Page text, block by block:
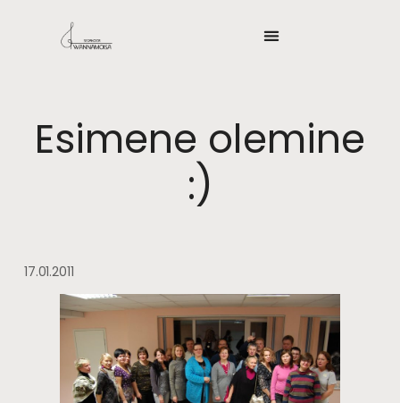
Esimene olemine
:)
17.01.2011